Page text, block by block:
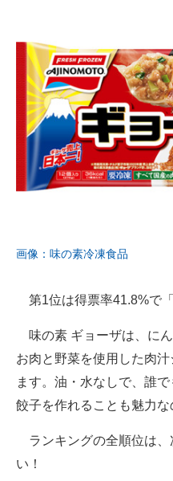
画像：味の素冷凍食品
第1位は得票率41.8%で
味の素 ギョーザは、に
お肉と野菜を使用した肉
ます。油・水なしで、誰
餃子を作れることも魅力な
ランキングの全順位は、
い！